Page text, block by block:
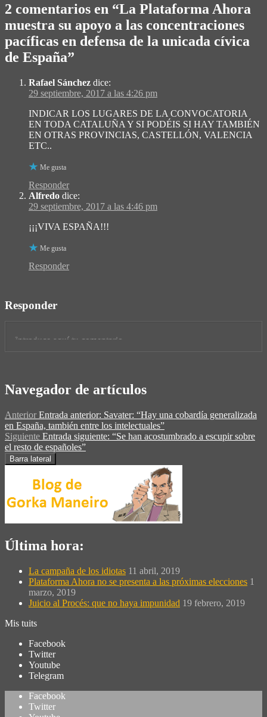
2 comentarios en “La Plataforma Ahora
muestra su apoyo a las concentraciones
pacíficas en defensa de la unicada cívica
de España”
Rafael Sánchez dice:
29 septiembre, 2017 a las 4:26 pm
INDICAR LOS LUGARES DE LA CONVOCATORIA
EN TODA CATALUÑA Y SI PODÉIS SI HAY TAMBIÉN
EN OTRAS PROVINCIAS, CASTELLÓN, VALENCIA
ETC..
Me gusta
Responder
Alfredo dice:
29 septiembre, 2017 a las 4:46 pm
¡¡¡VIVA ESPAÑA!!!
Me gusta
Responder
Responder
Navegador de artículos
Anterior Entrada anterior: Savater: “Hay una cobardía generalizada
en España, también entre los intelectuales”
Siguiente Entrada siguiente: “Se han acostumbrado a escupir sobre
el resto de españoles”
Barra lateral
Última hora:
La campaña de los idiotas 11 abril, 2019
Plataforma Ahora no se presenta a las próximas elecciones 1
marzo, 2019
Juicio al Procés: que no haya impunidad 19 febrero, 2019
Mis tuits
Facebook
Twitter
Youtube
Telegram
Facebook
Twitter